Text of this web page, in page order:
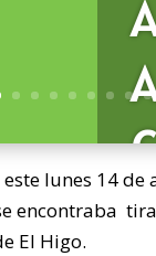
este lunes 14
encontraba
El Higo.